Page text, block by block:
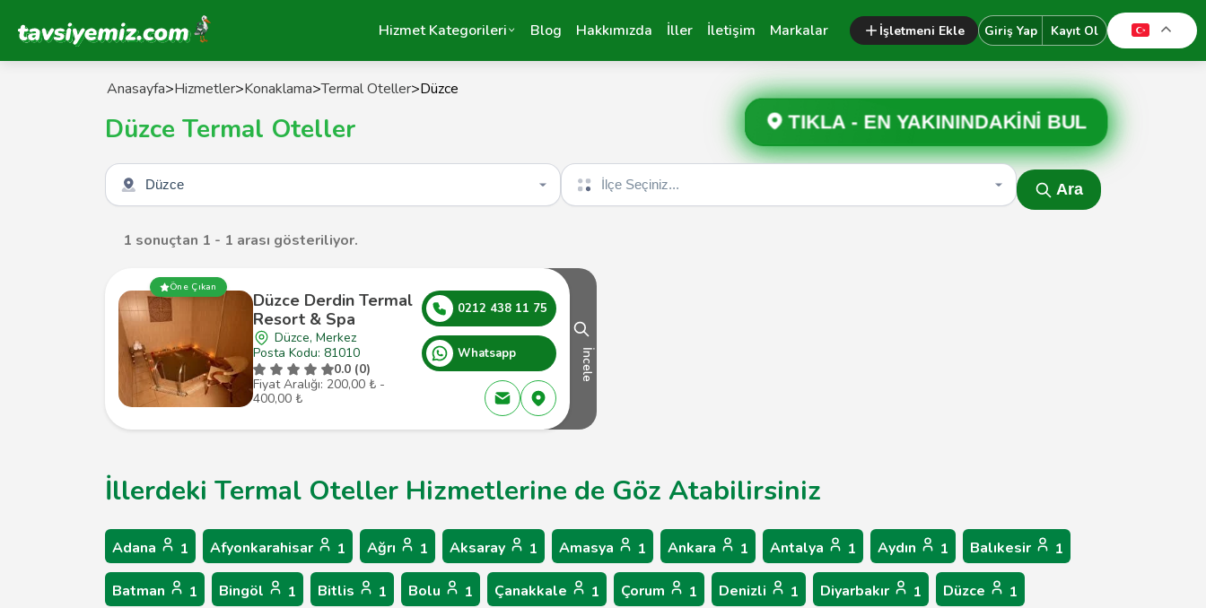
Tavsiyemiz Anasayfa Hizmet Kategorileri Blog Hakkımızda İller İletişim Markalar İşletmeni Ekle Giriş Yap Kayıt Ol
Anasayfa>Hizmetler>Konaklama>Termal Oteller>Düzce
Düzce Termal Oteller TIKLA -EN YAKININDAKİNİ BUL
Şehir seçin İlçe seçin
Ara
1 sonuçtan 1 - 1 arası gösteriliyor.
Öne Çıkan
Düzce Derdin Termal
Resort & Spa
Düzce, Merkez
Posta Kodu: 81010
0.0 (0)
Fiyat Aralığı: 200,00 ₺ -
400,00 ₺
0212 438 11 75
Whatsapp İncele
İllerdeki Termal Oteller Hizmetlerine de Göz Atabilirsiniz
Adana 1 Afyonkarahisar 1 Ağrı 1 Aksaray 1 Amasya 1 Ankara 1 Antalya 1 Aydın 1 Balıkesir 1
Batman 1 Bingöl 1 Bitlis 1 Bolu 1 Çanakkale 1 Çorum 1 Denizli 1 Diyarbakır 1 Düzce 1